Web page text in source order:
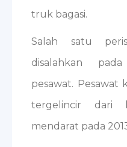
truk bagasi.
Salah satu
disalahkan
pesawat. Pesawat
tergelincir dari
mendarat pada